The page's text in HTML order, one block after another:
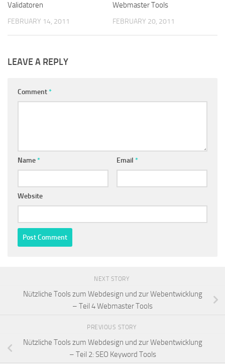
Validatoren
FEBRUARY 14, 2011
Webmaster Tools
FEBRUARY 20, 2011
LEAVE A REPLY
Comment*
Name* Email *
Website
NEXT STORY
Nützliche Tools zum Webdesign und zur Webentwicklung
– Teil 4 Webmaster Tools
PREVIOUS STORY
Nützliche Tools zum Webdesign und zur Webentwicklung
– Teil 2: SEO Keyword Tools